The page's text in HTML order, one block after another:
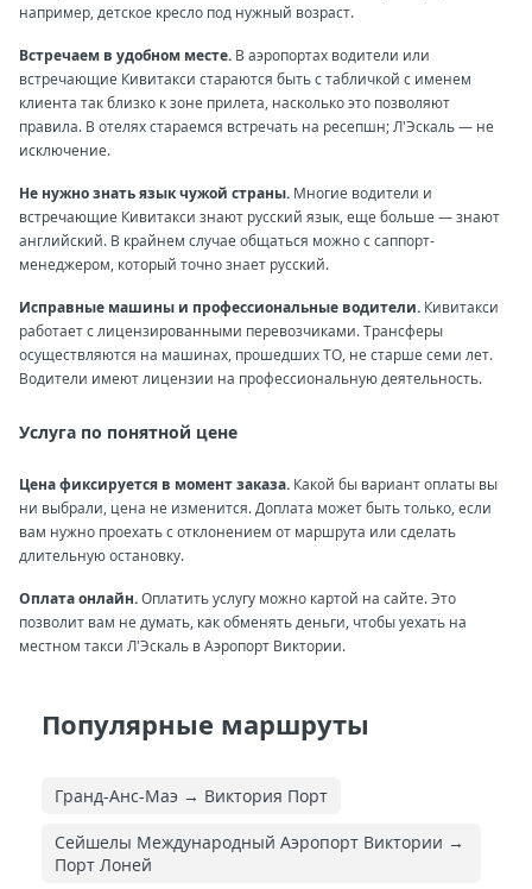
например, детское кресло под нужный возраст.
Встречаем в удобном месте. В аэропортах водители или
встречающие Кивитакси стараются быть с табличкой с именем
клиента так близко к зоне прилета, насколько это позволяют
правила. В отелях стараемся встречать на ресепшн; Л'Эскаль — не
исключение.
Не нужно знать язык чужой страны. Многие водители и
встречающие Кивитакси знают русский язык, еще больше — знают
английский. В крайнем случае общаться можно с саппорт-
менеджером, который точно знает русский.
Исправные машины и профессиональные водители. Кивитакси
работает с лицензированными перевозчиками. Трансферы
осуществляются на машинах, прошедших ТО, не старше семи лет.
Водители имеют лицензии на профессиональную деятельность.
Услуга по понятной цене
Цена фиксируется в момент заказа. Какой бы вариант оплаты вы
ни выбрали, цена не изменится. Доплата может быть только, если
вам нужно проехать с отклонением от маршрута или сделать
длительную остановку.
Оплата онлайн.Оплатить услугу можно картой на сайте. Это
позволит вам не думать, как обменять деньги, чтобы уехать на
местном такси Л'Эскаль в Аэропорт Виктории.
Популярные маршруты
Гранд-Анс-Маэ → Виктория Порт
Сейшелы Международный Аэропорт Виктории →
Порт Лоней